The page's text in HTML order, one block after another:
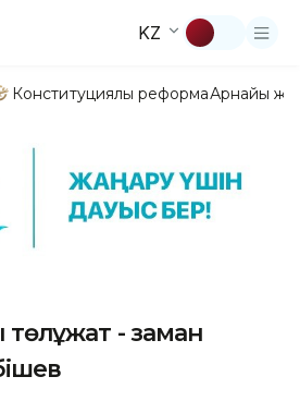
KZ
Конституциялық реформаАрнайы
- заман